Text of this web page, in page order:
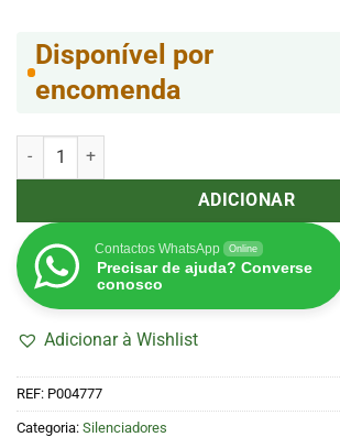
Disponível por
encomenda
Quantidade de Silenciador SRF Vents 100/900
ADICIONAR
Contactos WhatsApp Online
Precisar de ajuda? Converse
conosco
Adicionar à Wishlist
REF: P004777
Categoria: Silenciadores